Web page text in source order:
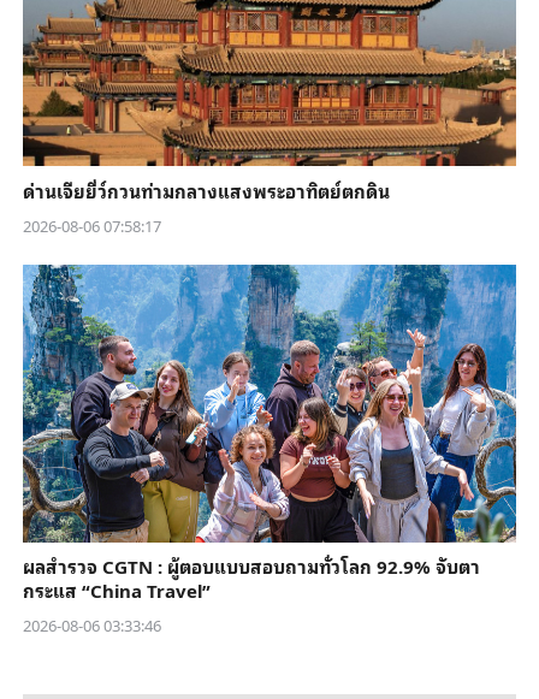
ด่านเจียยี่ว์กวนท่ามกลางแสงพระอาทิตย์ตกดิน
2026-08-06 07:58:17
ผลสำรวจ CGTN : ผู้ตอบแบบสอบถามทั่วโลก 92.9% จับตา
กระแส “China Travel”
2026-08-06 03:33:46